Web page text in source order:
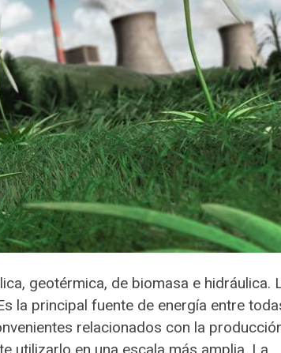
geotérmica, de biomasa e hidráulica.
la principal fuente de energía entre
relacionados con la